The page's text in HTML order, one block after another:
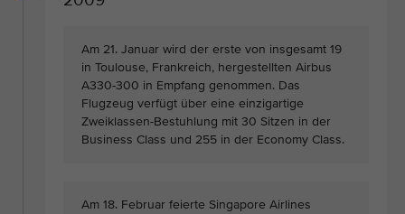
Am 21. Januar wird der erste von insgesamt 19
in Toulouse, Frankreich, hergestellten Airbus
A330-300 in Empfang genommen. Das
Flugzeug verfügt über eine einzigartige
Zweiklassen-Bestuhlung mit 30 Sitzen in der
Business Class und 255 in der Economy Class.
Am 18. Februar feierte Singapore Airlines